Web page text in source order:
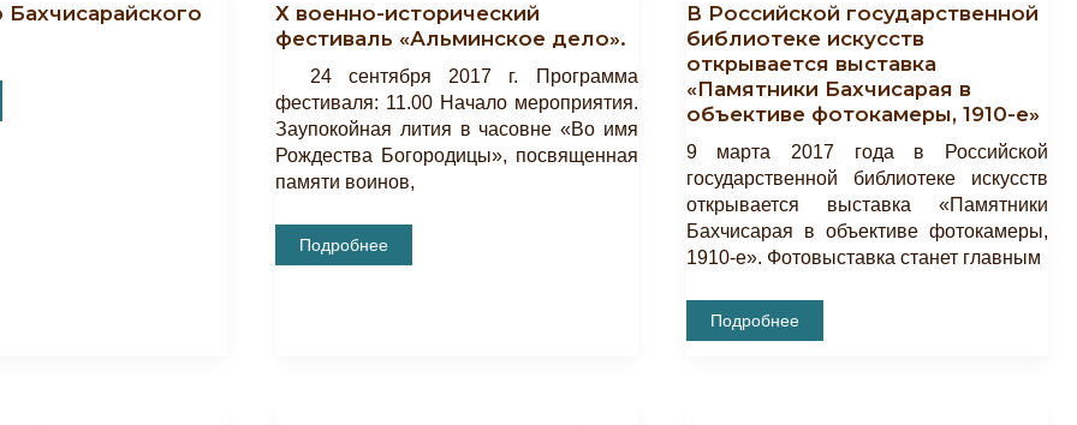
Х военно-исторический
фестиваль «Альминское дело».
24 сентября 2017 г. Программа
фестиваля: 11.00 Начало мероприятия.
Заупокойная лития в часовне «Во имя
Рождества Богородицы», посвященная
памяти воинов,
Х
Военно-
Подробнее
В Российской государственной
библиотеке искусств
открывается выставка
«Памятники Бахчисарая в
объективе фотокамеры, 1910-е»
9 марта 2017 года в Российской
государственной библиотеке искусств
открывается выставка «Памятники
Бахчисарая в объективе фотокамеры,
1910-е». Фотовыставка станет главным
В
Российской
Подробнее